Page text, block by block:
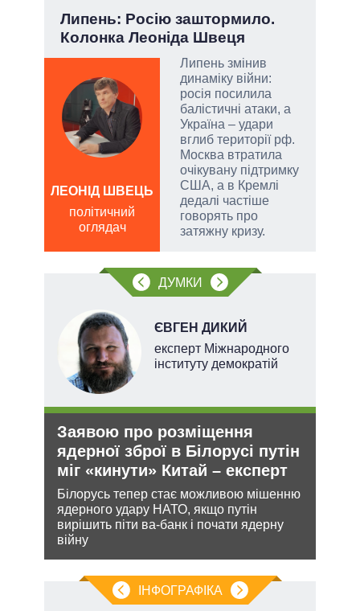
Липень: Росію заштормило.
Колонка Леоніда Швеця
Липень змінив
динаміку війни:
росія посилила
балістичні атаки, а
Україна – удари
вглиб території рф.
Москва втратила
очікувану підтримку
США, а в Кремлі
дедалі частіше
говорять про
затяжну кризу.
ЛЕОНІД ШВЕЦЬ
політичний
оглядач
ДУМКИ
ЄВГЕН ДИКИЙ
експерт Міжнародного
інституту демократій
Заявою про розміщення
ядерної зброї в Білорусі путін
міг «кинути» Китай – експерт
Білорусь тепер стає можливою мішенню
ядерного удару НАТО, якщо путін
вирішить піти ва-банк і почати ядерну
війну
ІНФОГРАФІКА